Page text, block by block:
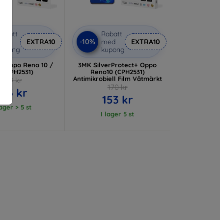
Rabatt
kupong
EXTRA10
Oppo Reno 10 /
(CPH2531)
159 kr
143 kr
> 5 st
-10%
Rabatt
med
kupong
EXTRA10
3MK SilverProtect+ Oppo
Reno10 (CPH2531)
Antimikrobiell Film Våtmärkt
170 kr
153 kr
I lager 5 st